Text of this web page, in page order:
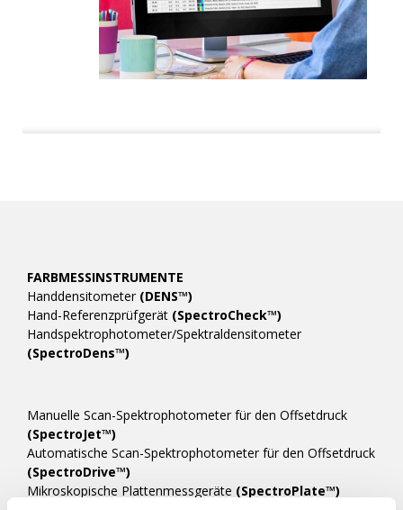
FARBMESSINSTRUMENTE
Handdensitometer (DENS™)
Hand-Referenzprüfgerät (SpectroCheck™)
Handspektrophotometer/Spektraldensitometer
(SpectroDens™)
Manuelle Scan-Spektrophotometer für den Offsetdruck
(SpectroJet™)
Automatische Scan-Spektrophotometer für den Offsetdruck
(SpectroDrive™)
Mikroskopische Plattenmessgeräte (SpectroPlate™)